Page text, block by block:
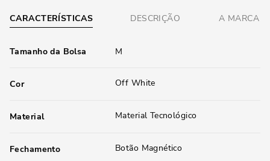
CARACTERÍSTICAS DESCRIÇÃO A MARCA
Tamanho da Bolsa M
Cor Off White
Material Material Tecnológico
Fechamento Botão Magnético